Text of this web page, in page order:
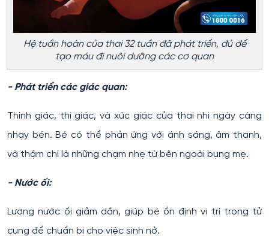
Hệ tuần hoàn của thai 32 tuần đã phát triển, đủ để
tạo máu đi nuôi dưỡng các cơ quan
- Phát triển các giác quan:
Thính giác, thị giác, và xúc giác của thai nhi ngày càng
nhạy bén. Bé có thể phản ứng với ánh sáng, âm thanh,
và thậm chí là những chạm nhẹ từ bên ngoài bụng mẹ.
- Nước ối:
Lượng nước ối giảm dần, giúp bé ổn định vị trí trong tử
cung để chuẩn bị cho việc sinh nở.